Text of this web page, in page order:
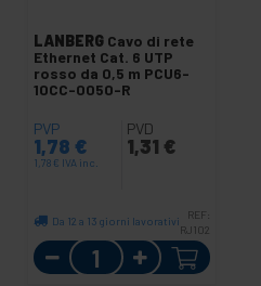
LANBERG Cavo di rete
Ethernet Cat. 6 UTP
rosso da 0,5 m PCU6-
10CC-0050-R
PVP
1,78 €
1,78 € IVA inc.
PVD
1,31 €
Da 12 a 13 giorni lavorativi
REF:
RJ102
Quantità